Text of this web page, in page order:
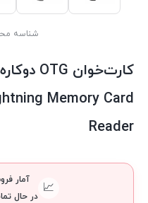
شناسه
Memory Card
Reader
📈
آمار
در حال